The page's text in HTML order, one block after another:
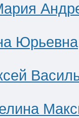
Юрьевна